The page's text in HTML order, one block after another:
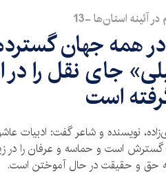
آئینه استان‌ها -13
در همه جهان
جای نقل را در
است
نویسنده و شاعر گفت: ادبیات
است و حماسه و عرفان را در
حق و حقیقت در حال آموختن است.